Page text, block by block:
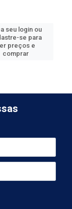
seu login ou
se para
preços e
comprar